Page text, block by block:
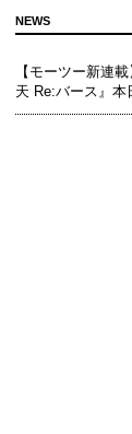
NEWS
【モーツー新連
天 Re:バース』本